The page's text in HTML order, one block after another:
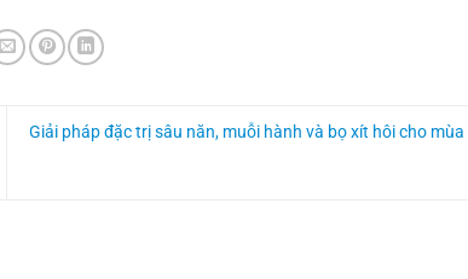
Giải pháp đặc trị sâu năn, muỗi hành và bọ xít hôi cho